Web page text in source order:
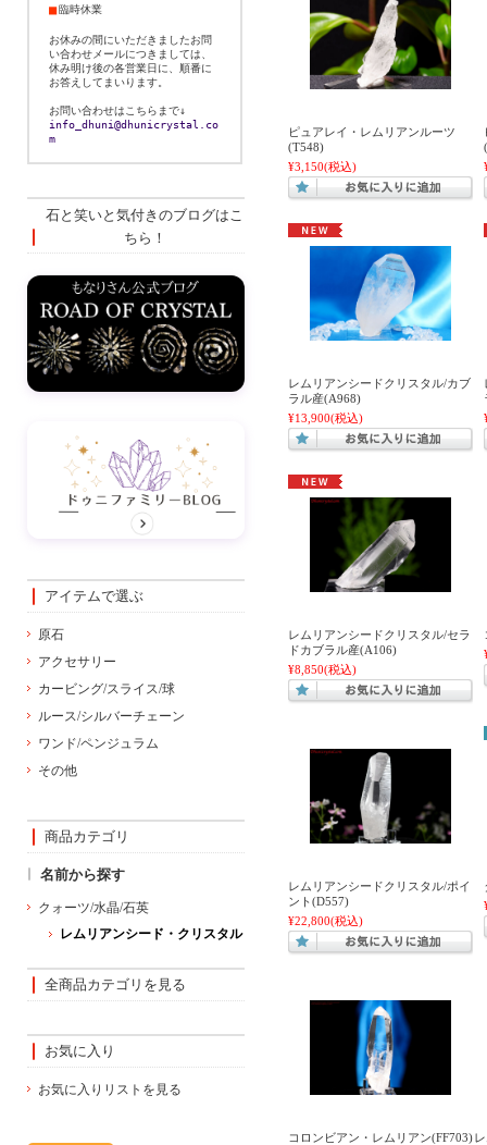
ピュアレイ・レムリアンルーツ
(T548)
¥3,150(税込)
レムリアンシードクリスタル/カブ
ラル産(A968)
¥13,900(税込)
レムリアンシードクリスタル/セラ
ドカブラル産(A106)
¥8,850(税込)
レムリアンシードクリスタル/ポイ
ント(D557)
¥22,800(税込)
コロンビアン・レムリアン(FF703)
■臨時休業
お休みの間にいただきましたお問
い合わせメールにつきましては、
休み明け後の各営業日に、順番に
お答えしてまいります。
お問い合わせはこちらまで↓
info_dhuni@dhunicrystal.co
m
石と笑いと気付きのブログはこ
ちら！
アイテムで選ぶ
原石
アクセサリー
カービング/スライス/球
ルース/シルバーチェーン
ワンド/ペンジュラム
その他
商品カテゴリ
名前から探す
クォーツ/水晶/石英
レムリアンシード・クリスタル
全商品カテゴリを見る
お気に入り
お気に入りリストを見る